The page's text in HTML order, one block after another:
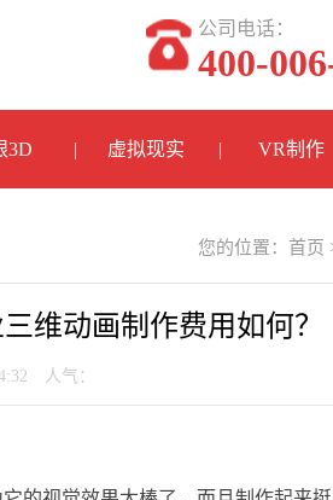
公司电话：
400-
3D 虚拟现实 VR制作
您的位置： 首页
维动画制作费用如何？
人气：